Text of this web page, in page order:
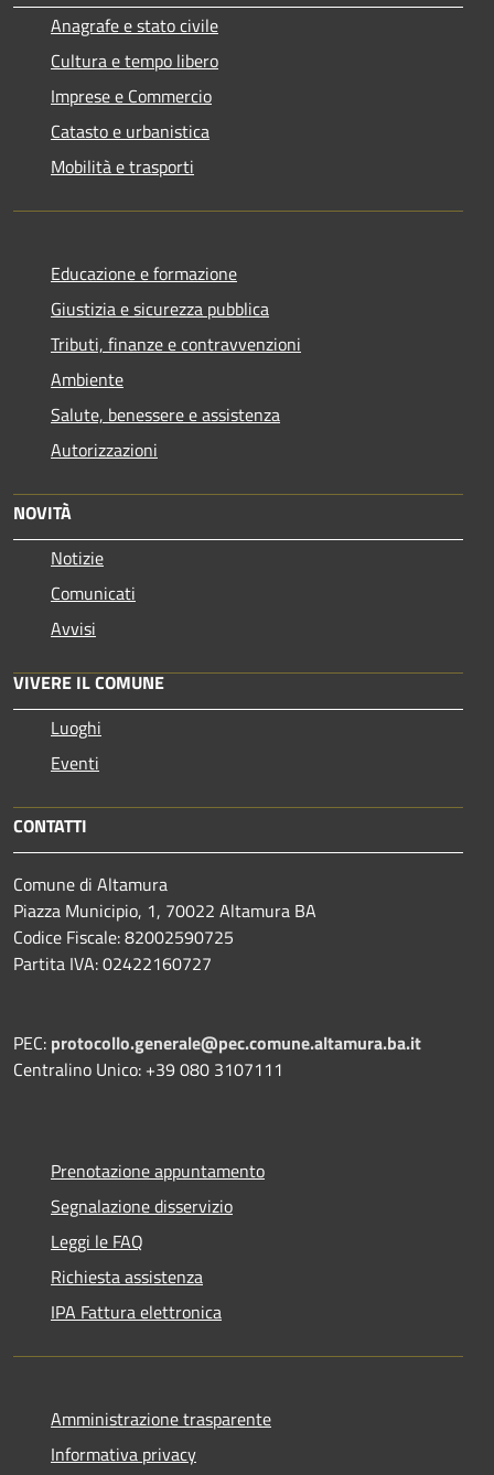
Anagrafe e stato civile
Cultura e tempo libero
Imprese e Commercio
Catasto e urbanistica
Mobilità e trasporti
Educazione e formazione
Giustizia e sicurezza pubblica
Tributi, finanze e contravvenzioni
Ambiente
Salute, benessere e assistenza
Autorizzazioni
NOVITÀ
Notizie
Comunicati
Avvisi
VIVERE IL COMUNE
Luoghi
Eventi
CONTATTI
Comune di Altamura
Piazza Municipio, 1, 70022 Altamura BA
Codice Fiscale: 82002590725
Partita IVA: 02422160727
PEC: protocollo.generale@pec.comune.altamura.ba.it
Centralino Unico: +39 080 3107111
Prenotazione appuntamento
Segnalazione disservizio
Leggi le FAQ
Richiesta assistenza
IPA Fattura elettronica
Amministrazione trasparente
Informativa privacy